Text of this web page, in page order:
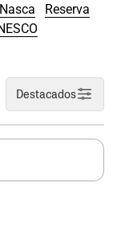
Reserva
Destacados